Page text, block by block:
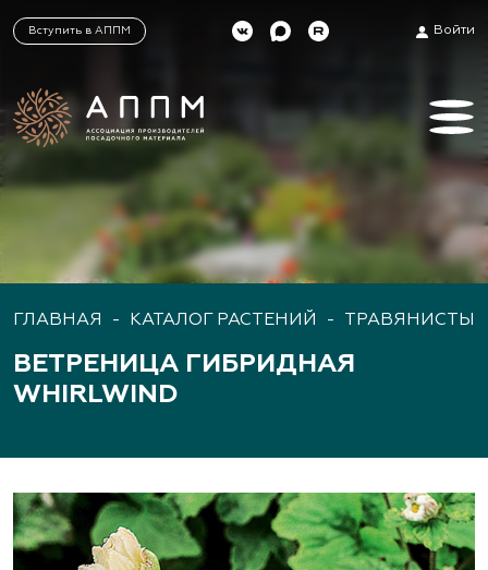
Вступить в АППМ Войти
ГЛАВНАЯ - КАТАЛОГ РАСТЕНИЙ -
ВЕТРЕНИЦА ГИБРИДНАЯ
WHIRLWIND